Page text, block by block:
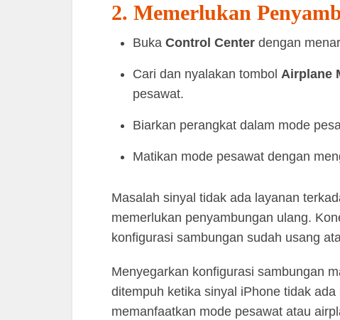
2. Memerlukan
Buka Control Center dengan
Cari dan nyalakan tombol Airplane
pesawat.
Biarkan perangkat dalam mode
Matikan mode pesawat dengan
Masalah sinyal tidak ada layanan
memerlukan penyambungan ulang.
konfigurasi sambungan sudah usang
Menyegarkan konfigurasi sambungan
ditempuh ketika sinyal iPhone tidak
memanfaatkan mode pesawat atau